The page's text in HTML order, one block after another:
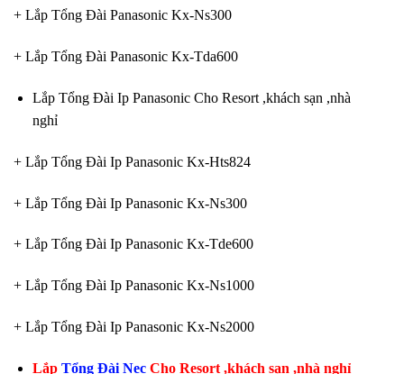
+ Lắp Tổng Đài Panasonic Kx-Ns300
+ Lắp Tổng Đài Panasonic Kx-Tda600
Lắp Tổng Đài Ip Panasonic Cho Resort ,khách sạn ,nhà
nghỉ
+ Lắp Tổng Đài Ip Panasonic Kx-Hts824
+ Lắp Tổng Đài Ip Panasonic Kx-Ns300
+ Lắp Tổng Đài Ip Panasonic Kx-Tde600
+ Lắp Tổng Đài Ip Panasonic Kx-Ns1000
+ Lắp Tổng Đài Ip Panasonic Kx-Ns2000
Lắp Tổng Đài NecCho Resort ,khách sạn ,nhà nghỉ